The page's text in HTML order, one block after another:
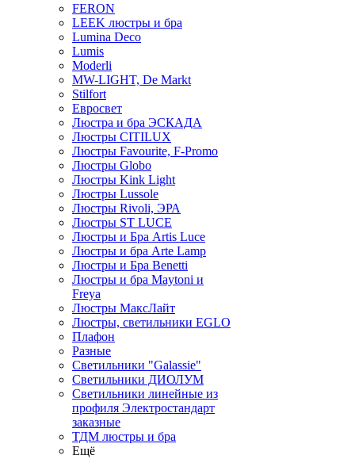
FERON
LEEK люстры и бра
Lumina Deco
Lumis
Moderli
MW-LIGHT, De Markt
Stilfort
Евросвет
Люстра и бра ЭСКАДА
Люстры CITILUX
Люстры Favourite, F-Promo
Люстры Globo
Люстры Kink Light
Люстры Lussole
Люстры Rivoli, ЭРА
Люстры ST LUCE
Люстры и Бра Artis Luce
Люстры и бра Arte Lamp
Люстры и Бра Benetti
Люстры и бра Maytoni и
Freya
Люстры МаксЛайт
Люстры, светильники EGLO
Плафон
Разные
Светильники "Galassie"
Светильники ДИОЛУМ
Светильники линейные из
профиля Электростандарт
заказные
ТДМ люстры и бра
Ещё